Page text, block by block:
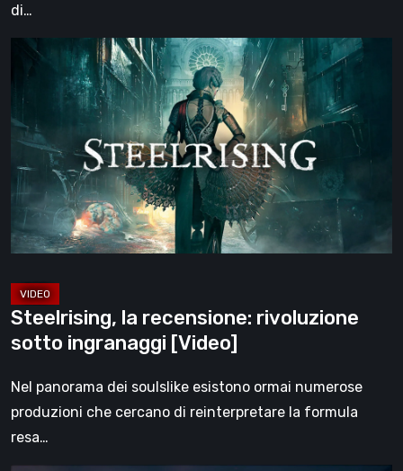
di…
Steelrising,
recensione:
rivoluzione
sotto
ingranaggi
[Video]
Steelrising, la recensione: rivoluzione
sotto ingranaggi [Video]
Nel panorama dei soulslike esistono ormai numerose
produzioni che cercano di reinterpretare la formula
resa…